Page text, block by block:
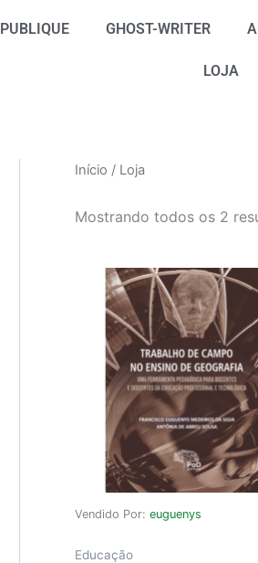
PUBLIQUE GHOST-WRITER
LOJA
Início / Loja
Mostrando todos os 2
Vendido Por: euguenys
Educação